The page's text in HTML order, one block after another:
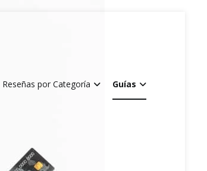
Reseñas por Categoría Guías